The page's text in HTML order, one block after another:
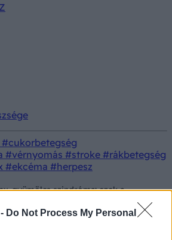
Do Not Process My Personal
#cukorbetegség
#vérnyomás #stroke #rákbetegség
#ekcéma #herpesz
gyümölcs szindróma: ezek a
könnyen ádáz ellenséggé